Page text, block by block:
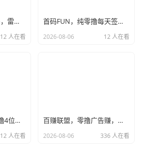
向日葵一键拉新平台，雷霆模式价格顶置，单号可撸100+
12 人在看
首码FUN，纯零撸每天签到，月撸4位数，团队高回报，干就完了！
2026-08-06 12 人在看
首码刚出，AivyA零撸4位数，全网首发，团队无限袋袋，干就完了
12 人在看
百赚联盟，零撸广告赚，不养机保底收益高，单机每天15+
2026-08-06 336 人在看